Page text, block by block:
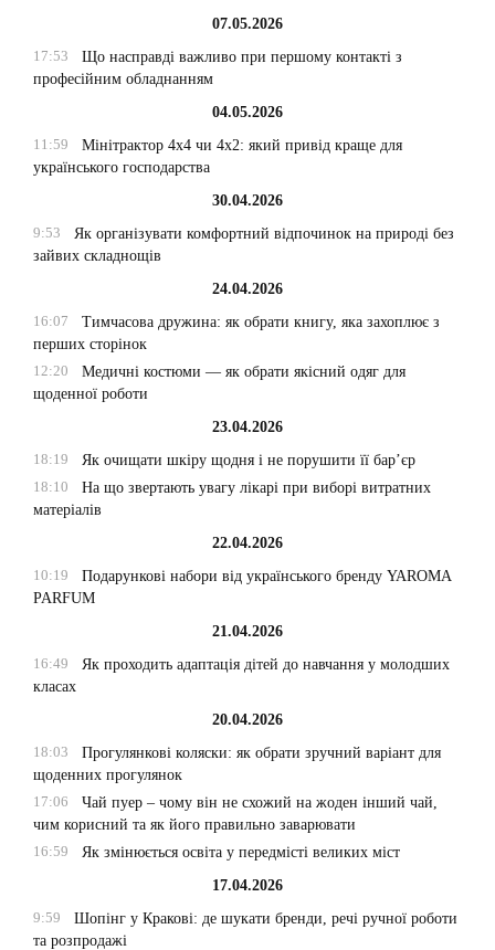
07.05.2026
17:53
Що насправді важливо при першому контакті з
професійним обладнанням
04.05.2026
11:59
Мінітрактор 4х4 чи 4х2: який привід краще для
українського господарства
30.04.2026
9:53
Як організувати комфортний відпочинок на природі без
зайвих складнощів
24.04.2026
16:07
Тимчасова дружина: як обрати книгу, яка захоплює з
перших сторінок
12:20
Медичні костюми — як обрати якісний одяг для
щоденної роботи
23.04.2026
18:19
Як очищати шкіру щодня і не порушити її бар’єр
18:10
На що звертають увагу лікарі при виборі витратних
матеріалів
22.04.2026
10:19
Подарункові набори від українського бренду YAROMA
PARFUM
21.04.2026
16:49
Як проходить адаптація дітей до навчання у молодших
класах
20.04.2026
18:03
Прогулянкові коляски: як обрати зручний варіант для
щоденних прогулянок
17:06
Чай пуер – чому він не схожий на жоден інший чай,
чим корисний та як його правильно заварювати
16:59
Як змінюється освіта у передмісті великих міст
17.04.2026
9:59
Шопінг у Кракові: де шукати бренди, речі ручної роботи
та розпродажі